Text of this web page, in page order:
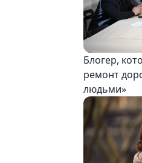
Блогер,
ремонт
людьми»